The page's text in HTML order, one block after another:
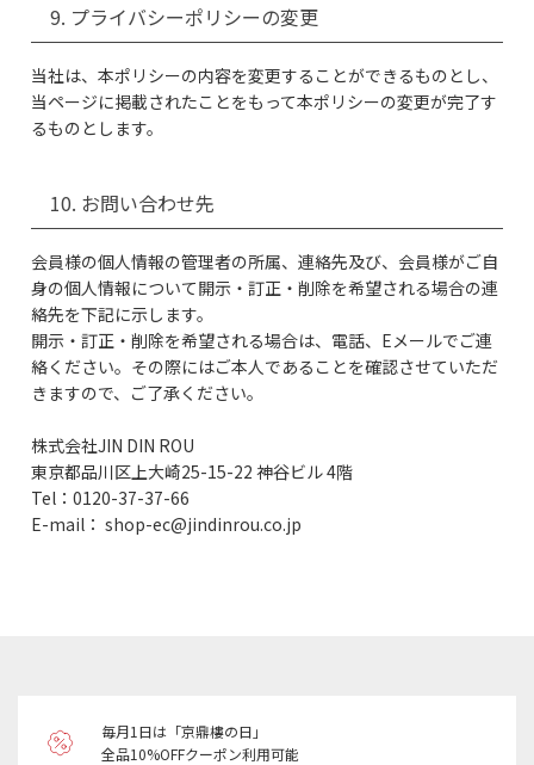
9. プライバシーポリシーの変更
当社は、本ポリシーの内容を変更することができるものとし、
当ページに掲載されたことをもって本ポリシーの変更が完了す
るものとします。
10. お問い合わせ先
会員様の個人情報の管理者の所属、連絡先及び、会員様がご自
身の個人情報について開示・訂正・削除を希望される場合の連
絡先を下記に示します。
開示・訂正・削除を希望される場合は、電話、Eメールでご連
絡ください。その際にはご本人であることを確認させていただ
きますので、ご了承ください。
株式会社JIN DIN ROU
東京都品川区上大崎25-15-22 神谷ビル 4階
Tel：0120-37-37-66
E-mail： shop-ec@jindinrou.co.jp
毎月1日は「京鼎樓の日」
全品10%OFFクーポン利用可能